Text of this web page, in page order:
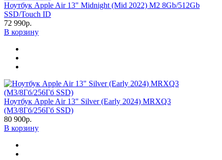
Ноутбук Apple Air 13" Midnight (Mid 2022) M2 8Gb/512Gb
SSD/Touch ID
72 990р.
В корзину
Ноутбук Apple Air 13" Silver (Early 2024) MRXQ3
(M3/8Гб/256Гб SSD)
80 900р.
В корзину